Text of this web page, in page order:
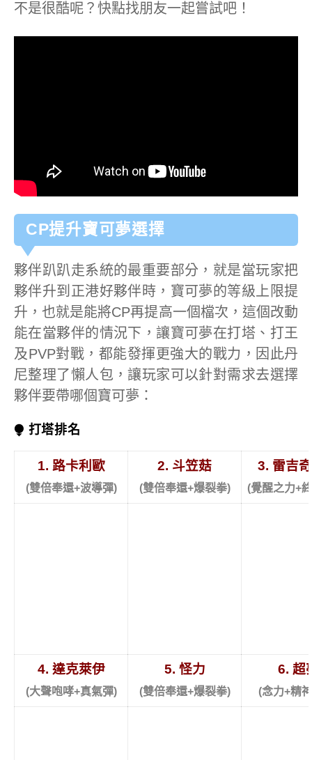
不是很酷呢？快點找朋友一起嘗試吧！
CP提升寶可夢選擇
夥伴趴趴走系統的最重要部分，就是當玩家把
夥伴升到正港好夥伴時，寶可夢的等級上限提
升，也就是能將CP再提高一個檔次，這個改動
能在當夥伴的情況下，讓寶可夢在打塔、打王
及PVP對戰，都能發揮更強大的戰力，因此丹
尼整理了懶人包，讓玩家可以針對需求去選擇
夥伴要帶哪個寶可夢：
⧭ 打塔排名
1. 路卡利歐
(雙倍奉還+波導彈)
2. 斗笠菇
(雙倍奉還+爆裂拳)
3. 雷吉
(覺醒之力+
4. 達克萊伊
(大聲咆哮+真氣彈)
5. 怪力
(雙倍奉還+爆裂拳)
6. 超
(念力+精